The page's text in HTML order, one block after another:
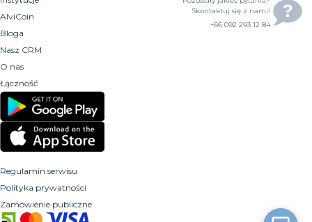
AlviCoin
Bloga
Nasz CRM
O nas
Łączność
Skontaktuj się z nami!
+66 092 293 12 84
Regulamin serwisu
Polityka prywatności
Zamówienie publiczne